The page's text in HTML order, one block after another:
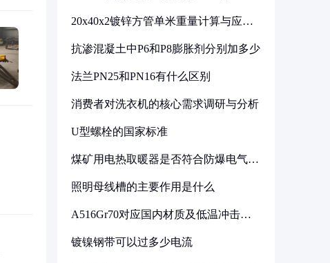
20x40x2镀锌方管单米重量计算与应用
抗渗混凝土中P6和P8膨胀剂分别加多少
法兰PN25和PN16有什么区别
消费者对洗衣机的核心需求调研与分析
U型螺栓的国家标准
煤矿用电热取暖器是否符合防爆电气设
照明母线槽的主要作用是什么
A516Gr70对应国内材质及低温冲击要
镀镍钢带可以过多少电流